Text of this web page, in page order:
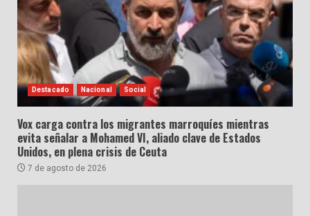
Destacado Nacional Social
Vox carga contra los migrantes marroquíes mientras
evita señalar a Mohamed VI, aliado clave de Estados
Unidos, en plena crisis de Ceuta
7 de agosto de 2026